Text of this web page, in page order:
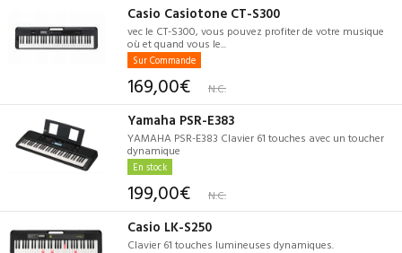
Casio Casiotone CT-S300
vec le CT-S300, vous pouvez profiter de votre musique
où et quand vous le...
Sur Commande
169,00€ N.C.
Yamaha PSR-E383
YAMAHA PSR-E383 Clavier 61 touches avec un toucher
dynamique
En stock
199,00€ N.C.
Casio LK-S250
Clavier 61 touches lumineuses dynamiques.